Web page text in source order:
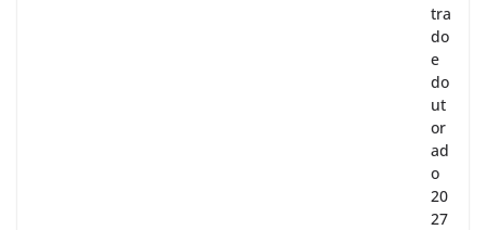
tra
do
e
do
ut
or
ad
o
20
27